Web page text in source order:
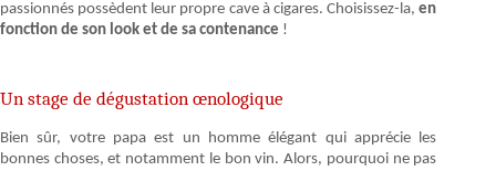
passionnés possèdent leur propre cave à cigares. Choisissez-la,en
fonction de son look et de sa contenance !
Un stage de dégustation œnologique
Bien sûr, votre papa est un homme élégant qui apprécie les
bonnes choses, et notamment le bon vin. Alors, pourquoi ne pas